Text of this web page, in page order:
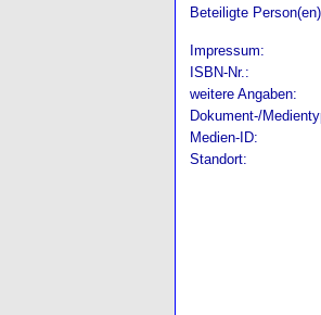
Beteiligte
Impressum:
ISBN-Nr.:
weitere Angaben:
Dokument-/
Medien-ID:
Standort: